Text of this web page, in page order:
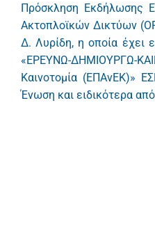
Πρόσκληση Εκδήλωσης
Ακτοπλοϊκών Δικτύων
Δ. Λυρίδη, η οποία έχει
«ΕΡΕΥΝΩ-ΔΗΜΙΟΥΡΓΩ-
Καινοτομία (ΕΠΑνΕΚ)»
Ένωση και ειδικότερα